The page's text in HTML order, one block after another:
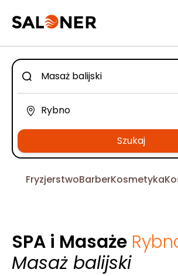
Szukaj
FryzjerstwoBarberKosmetyka
SPA i Masaże
Masaż balijski